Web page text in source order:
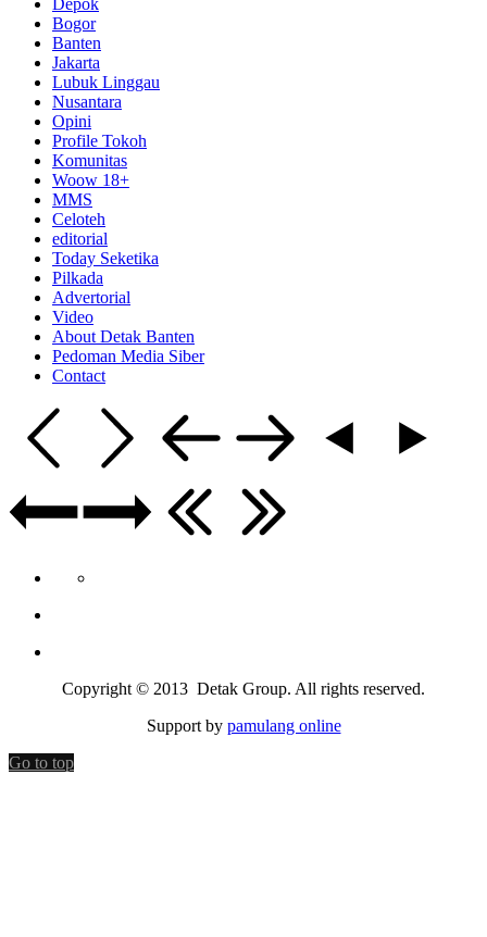
Depok
Bogor
Banten
Jakarta
Lubuk Linggau
Nusantara
Opini
Profile Tokoh
Komunitas
Woow 18+
MMS
Celoteh
editorial
Today Seketika
Pilkada
Advertorial
Video
About Detak Banten
Pedoman Media Siber
Contact
Copyright © 2013 Detak Group. All rights reserved.
Support by pamulang online
Go to top